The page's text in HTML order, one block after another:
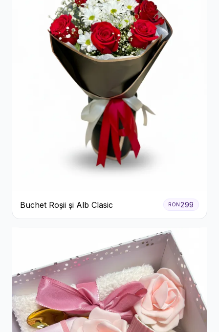
Buchet Roșii și Alb Clasic RON 299